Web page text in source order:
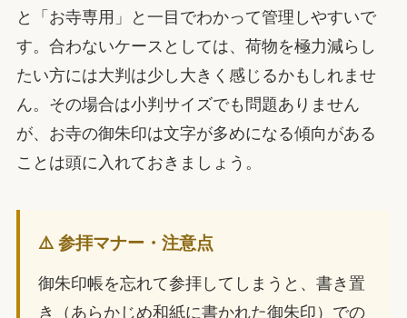
と「お寺専用」と一目でわかって管理しやすいで
す。合わないケースとしては、荷物を極力減らし
たい方には大判は少し大きく感じるかもしれませ
ん。その場合は小判サイズでも問題ありません
が、お寺の御朱印は文字が多めになる傾向がある
ことは頭に入れておきましょう。
⚠️ 参拝マナー・注意点
御朱印帳を忘れて参拝してしまうと、書き置
き（あらかじめ和紙に書かれた御朱印）での